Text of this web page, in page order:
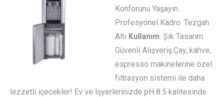
Konforunu Yaşayın.
Profesyonel Kadro. Tezgah
Altı Kullanım. Şık Tasarım.
Güvenli Alışveriş.Çay, kahve,
espresso makinelerine özel
filtrasyon sistemi ile daha
lezzetli içecekler! Ev ve İşyerlerinizde pH 8.5 kalitesinde